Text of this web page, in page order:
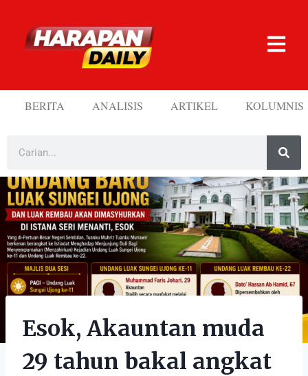
BERITA ANALISIS ARTIKEL KOLUMNIS
Esok, Akauntan muda
29 tahun bakal angkat